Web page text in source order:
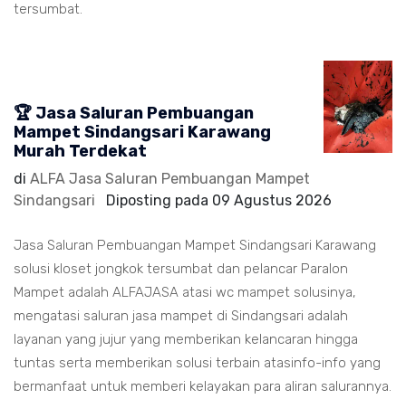
tersumbat.
🏆 Jasa Saluran Pembuangan
Mampet Sindangsari Karawang
Murah Terdekat
di ALFA Jasa Saluran Pembuangan Mampet
Sindangsari
Diposting pada 09 Agustus 2026
Jasa Saluran Pembuangan Mampet Sindangsari Karawang
solusi kloset jongkok tersumbat dan pelancar Paralon
Mampet adalah ALFAJASA atasi wc mampet solusinya,
mengatasi saluran jasa mampet di Sindangsari adalah
layanan yang jujur yang memberikan kelancaran hingga
tuntas serta memberikan solusi terbain atasinfo-info yang
bermanfaat untuk memberi kelayakan para aliran salurannya.